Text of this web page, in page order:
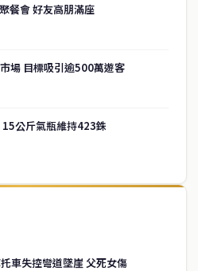
餐會 好友高朋滿座
場 目標吸引逾500萬遊客
15公斤氣瓶維持423銖
車失控彎道墜崖 父死女傷
設於曼谷的中文新聞媒體，致力於
容。